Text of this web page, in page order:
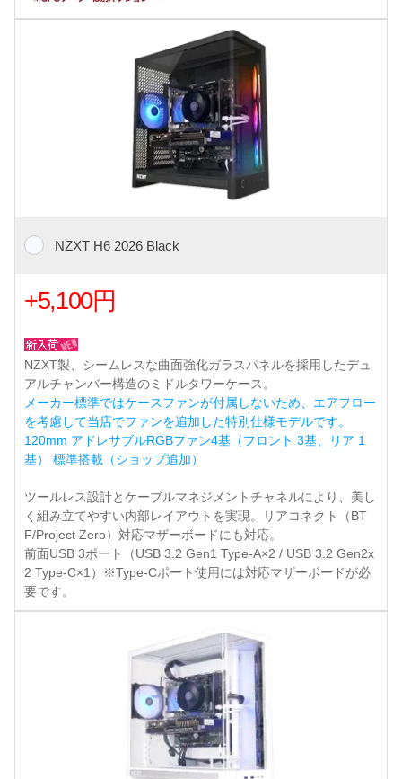
NZXT H6 2026 Black
+5,100円
NZXT製、シームレスな曲面強化ガラスパネルを採用したデュ
アルチャンバー構造のミドルタワーケース。
メーカー標準ではケースファンが付属しないため、エアフロー
を考慮して当店でファンを追加した特別仕様モデルです。
120mm アドレサブルRGBファン4基（フロント 3基、リア 1
基） 標準搭載（ショップ追加）
ツールレス設計とケーブルマネジメントチャネルにより、美し
く組み立てやすい内部レイアウトを実現。リアコネクト（BT
F/Project Zero）対応マザーボードにも対応。
前面USB 3ポート（USB 3.2 Gen1 Type-A×2 / USB 3.2 Gen2x
2 Type-C×1）※Type-Cポート使用には対応マザーボードが必
要です。